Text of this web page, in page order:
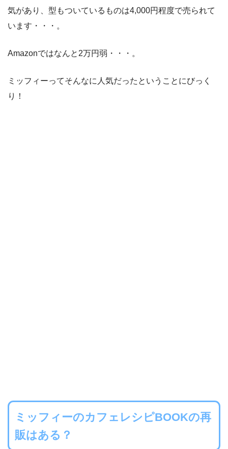
気があり、型もついているものは4,000円程度で売られて
います・・・。
Amazonではなんと2万円弱・・・。
ミッフィーってそんなに人気だったということにびっく
り！
ミッフィーのカフェレシピBOOKの再
販はある？